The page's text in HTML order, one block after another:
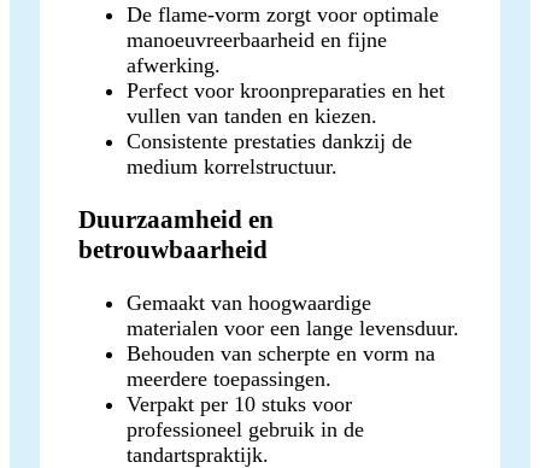
De flame-vorm zorgt voor optimale
manoeuvreerbaarheid en fijne
afwerking.
Perfect voor kroonpreparaties en het
vullen van tanden en kiezen.
Consistente prestaties dankzij de
medium korrelstructuur.
Duurzaamheid en
betrouwbaarheid
Gemaakt van hoogwaardige
materialen voor een lange levensduur.
Behouden van scherpte en vorm na
meerdere toepassingen.
Verpakt per 10 stuks voor
professioneel gebruik in de
tandartspraktijk.